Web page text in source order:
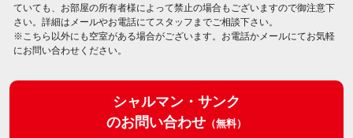
ていても、お部屋の所有者様によって禁止の場合もございますので御注意下
さい。詳細はメールやお電話にてスタッフまでご相談下さい。
※こちら以外にも空室がある場合がございます。お電話かメールにてお気軽
にお問い合わせください。
シャルマン・サンク
のお問い合わせ （無料）